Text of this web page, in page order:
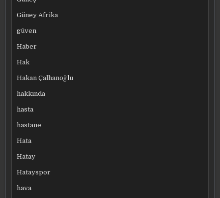
Güney Afrika
güven
Haber
Hak
Hakan Çalhanoğlu
hakkında
hasta
hastane
Hata
Hatay
Hatayspor
hava